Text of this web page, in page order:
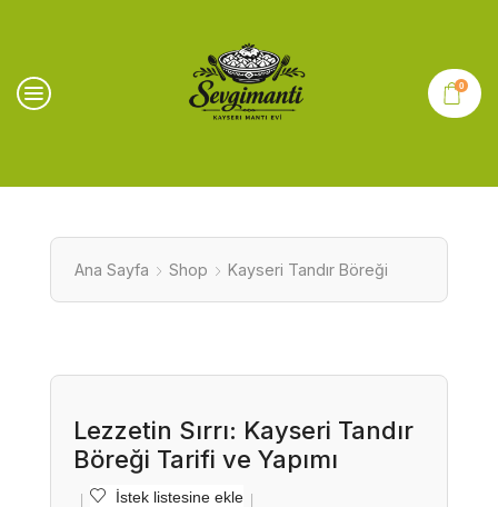
0
Ana Sayfa Shop Kayseri Tandır Böreği
Lezzetin Sırrı: Kayseri Tandır
Böreği Tarifi ve Yapımı
İstek listesine ekle